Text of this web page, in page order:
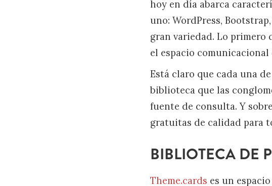
hoy en día abarca
uno: WordPress,
gran variedad. Lo
el espacio
Está claro que cada una
biblioteca que las
fuente de consulta. Y
gratuitas de calidad para
BIBLIOTECA DE
Theme.cards es un